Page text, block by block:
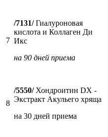
7
/7131/Гиалуроновая
кислота и Коллаген Ди
Икс
на 90 дней приема
8
/5550/Хондроитин DX -
Экстракт Акульего хряща
на 30 дней приема